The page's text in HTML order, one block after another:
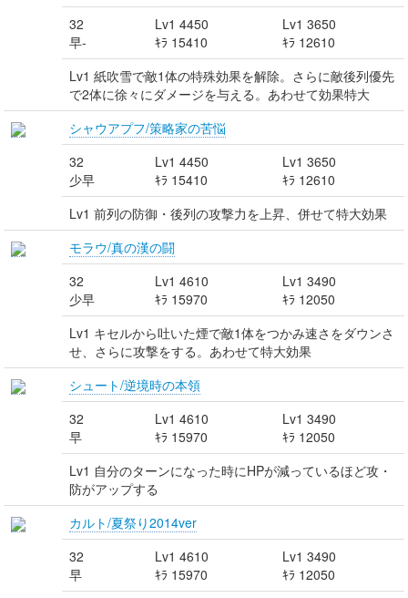
32
早-
Lv1 4450
ｷﾗ 15410
Lv1 3650
ｷﾗ 12610
Lv1 紙吹雪で敵1体の特殊効果を解除。さらに敵後列優先
で2体に徐々にダメージを与える。あわせて効果特大
シャウアプフ/策略家の苦悩
32
少早
Lv1 4450
ｷﾗ 15410
Lv1 3650
ｷﾗ 12610
Lv1 前列の防御・後列の攻撃力を上昇、併せて特大効果
モラウ/真の漢の闘
32
少早
Lv1 4610
ｷﾗ 15970
Lv1 3490
ｷﾗ 12050
Lv1 キセルから吐いた煙で敵1体をつかみ速さをダウンさ
せ、さらに攻撃をする。あわせて特大効果
シュート/逆境時の本領
32
早
Lv1 4610
ｷﾗ 15970
Lv1 3490
ｷﾗ 12050
Lv1 自分のターンになった時にHPが減っているほど攻・
防がアップする
カルト/夏祭り2014ver
32
早
Lv1 4610
ｷﾗ 15970
Lv1 3490
ｷﾗ 12050